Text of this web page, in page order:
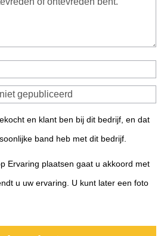
en klant ben bij dit bedrijf, en dat
band heb met dit bedrijf.
Ervaring plaatsen gaat u akkoord met
u uw ervaring. U kunt later een foto